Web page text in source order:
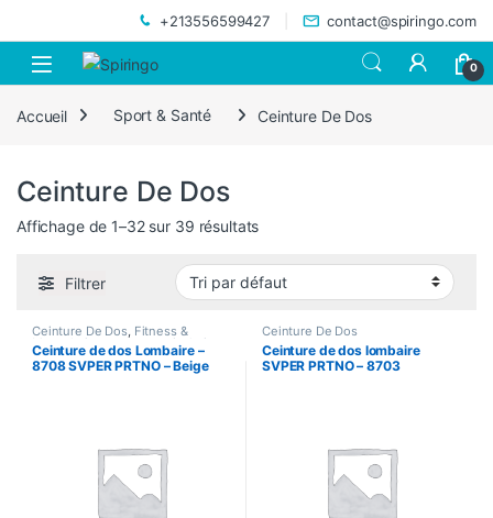
+213556599427 contact@spiringo.com
0
Accueil Sport & Santé Ceinture De Dos
Ceinture De Dos
Affichage de 1–32 sur 39 résultats
Filtrer
Ceinture De Dos, Fitness &
Musculation support articulation
Ceinture de dos Lombaire –
8708 SVPER PRTNO – Beige
Ceinture De Dos
Ceinture de dos lombaire
SVPER PRTNO – 8703